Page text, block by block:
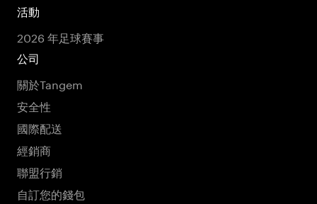
活動
2026 年足球賽事
公司
關於Tangem
安全性
國際配送
經銷商
聯盟行銷
自訂您的錢包